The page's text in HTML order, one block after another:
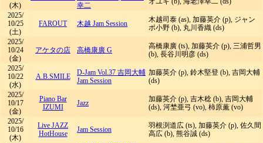
(木)
幸二
2025/
10/25
(土)
FAROUT 木越 Jam Session
木越司泰 (as), 加藤英介 (p), ジャン
ボ小野 (b), 丸川香織 (ds)
2025/
10/24
(金)
アケタの店 高橋康廣 G
高橋康廣 (ts), 加藤英介 (p), 三浦哲男
(b), 長谷川明彦 (ds)
2025/
10/22
(水)
A.B.SMILE
D-Jam Vol.37 吉岡大輔
Jam Session
加藤英介 (p), 鈴木堅登 (b), 吉岡大輔
(ds)
2025/
10/17
(金)
Piano Bar
IZUMI
Jazz
加藤英介 (p), 吉木稔 (b), 吉岡大輔
(ds), 河埜亜弓 (vo), 柿原薫 (vo)
2025/
10/16
(木)
Live JAZZ
HotHouse
Jam Session
羽根渕道広 (ts), 加藤英介 (p), 佐久間
高広 (b), 熊谷誠 (ds)